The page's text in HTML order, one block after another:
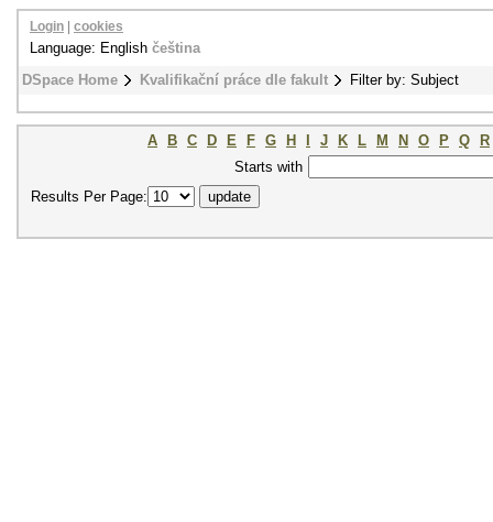
DSpace Home Kvalifikační práce dle fakult Filter by: Subject
Login cookies
Language: English čeština
A B C D E F G H J K L M N O P Q
R
Starts with
Results Per Page: